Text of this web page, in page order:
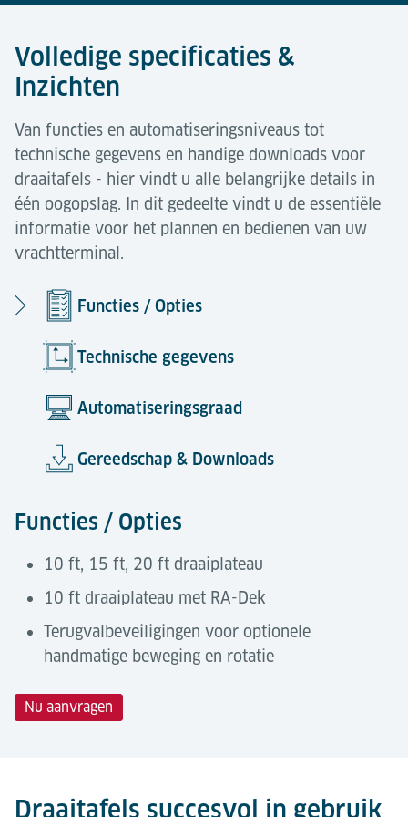
Volledige specificaties &
Inzichten
Van functies en automatiseringsniveaus tot
technische gegevens en handige downloads voor
draaitafels - hier vindt u alle belangrijke details in
één oogopslag. In dit gedeelte vindt u de essentiële
informatie voor het plannen en bedienen van uw
vrachtterminal.
Functies / Opties
Technische gegevens
Automatiseringsgraad
Gereedschap & Downloads
Functies / Opties
10 ft, 15 ft, 20 ft draaiplateau
10 ft draaiplateau met RA-Dek
Terugvalbeveiligingen voor optionele
handmatige beweging en rotatie
Nu aanvragen
10ft
rechthoekig
geautomatiseerde componenten binnen
Draaitafels succesvol in gebruik